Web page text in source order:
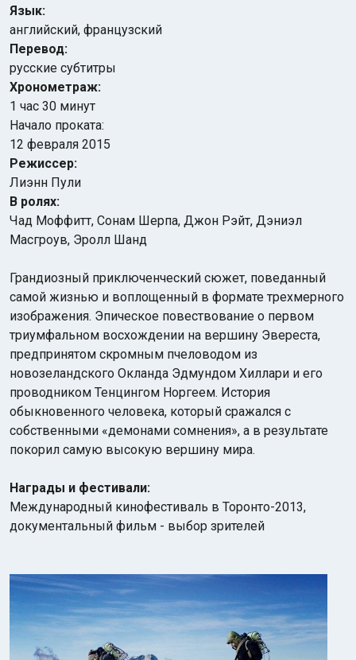
Язык:
английский, французский
Перевод:
русские субтитры
Хронометраж:
1 час 30 минут
Начало проката:
12 февраля 2015
Режиссер:
Лиэнн Пули
В ролях:
Чад Моффитт, Сонам Шерпа, Джон Рэйт, Дэниэл
Масгроув, Эролл Шанд
Грандиозный приключенческий сюжет, поведанный
самой жизнью и воплощенный в формате трехмерного
изображения. Эпическое повествование о первом
триумфальном восхождении на вершину Эвереста,
предпринятом скромным пчеловодом из
новозеландского Окланда Эдмундом Хиллари и его
проводником Тенцингом Норгеем. История
обыкновенного человека, который сражался с
собственными «демонами сомнения», а в результате
покорил самую высокую вершину мира.
Награды и фестивали:
Международный кинофестиваль в Торонто-2013,
документальный фильм - выбор зрителей